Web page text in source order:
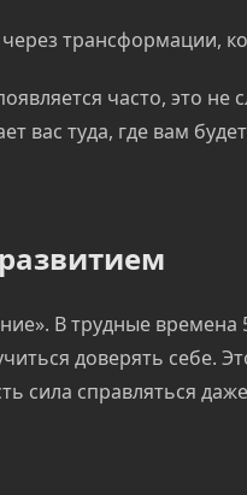
трансформации,
часто, это не
вас туда, где вам
В трудные времена
доверять себе.
сила справляться